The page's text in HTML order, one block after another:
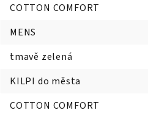
COTTON COMFORT
MENS
tmavě zelená
KILPI do města
COTTON COMFORT